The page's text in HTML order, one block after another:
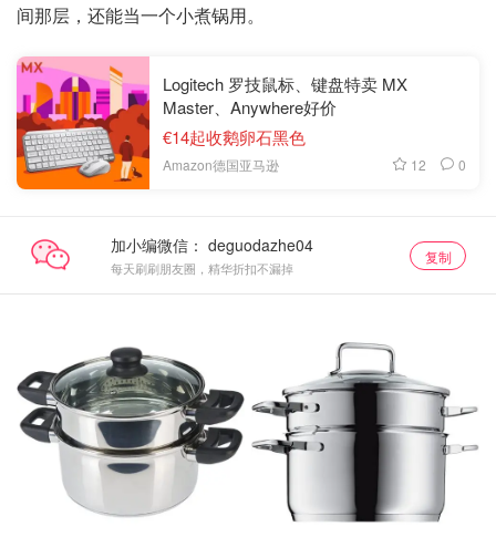
间那层，还能当一个小煮锅用。
Logitech 罗技鼠标、键盘特卖 MX
Master、Anywhere好价
€14起收鹅卵石黑色
Amazon德国亚马逊 12 0
加小编微信：
每天刷刷朋友圈，精华折扣不漏掉
复制